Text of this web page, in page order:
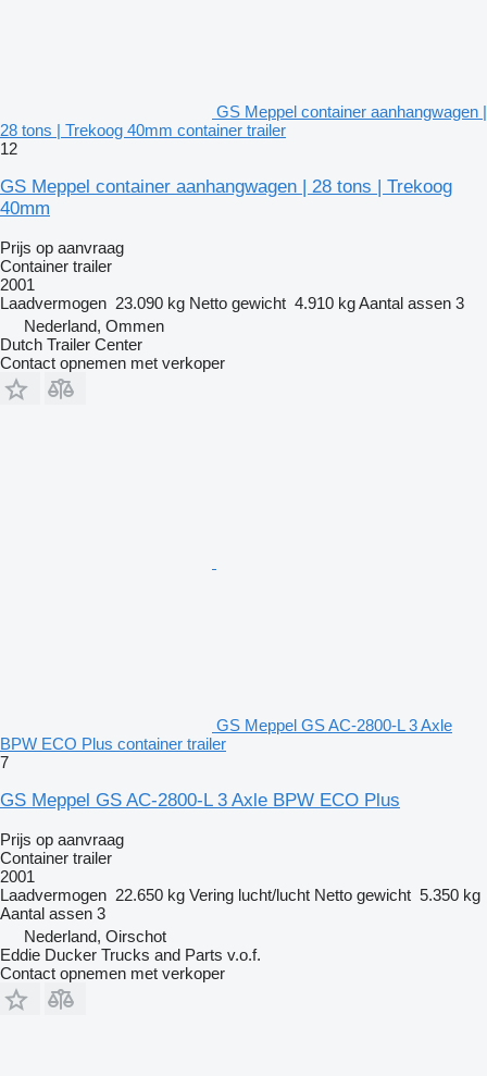
GS Meppel container aanhangwagen |
28 tons | Trekoog 40mm container trailer
12
GS Meppel container aanhangwagen | 28 tons | Trekoog
40mm
Prijs op aanvraag
Container trailer
2001
Laadvermogen 23.090 kg Netto gewicht 4.910 kgAantal assen 3
Nederland, Ommen
Dutch Trailer Center
Contact opnemen met verkoper
GS Meppel GS AC-2800-L 3 Axle
BPW ECO Plus container trailer
7
GS Meppel GS AC-2800-L 3 Axle BPW ECO Plus
Prijs op aanvraag
Container trailer
2001
Laadvermogen 22.650 kg Vering lucht/lucht Netto gewicht 5.350 kg
Aantal assen 3
Nederland, Oirschot
Eddie Ducker Trucks and Parts v.o.f.
Contact opnemen met verkoper